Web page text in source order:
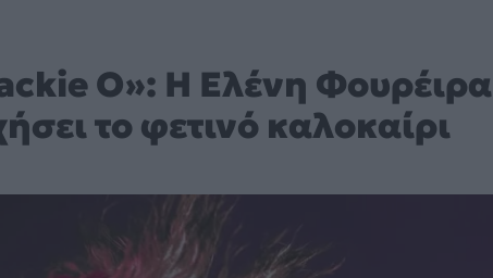
O»: Η Ελένη Φουρέιρα
το φετινό καλοκαίρι